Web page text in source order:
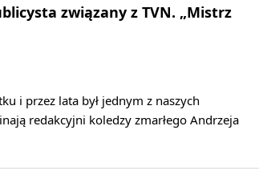
związany z TVN. „Mistrz
i przez lata był jednym z naszych
redakcyjni koledzy zmarłego Andrzeja